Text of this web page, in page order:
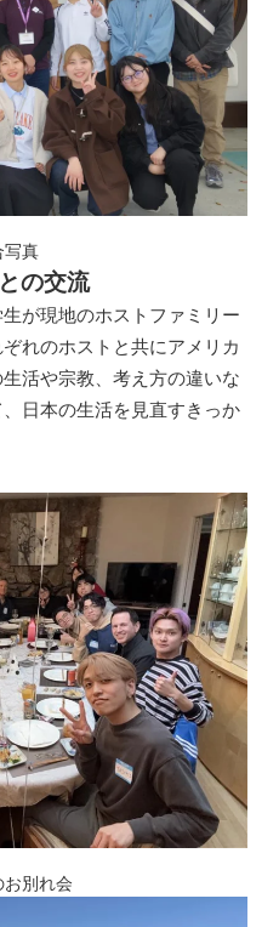
写真
の交流
が現地のホストファミリー
れのホストと共にアメリカ
活や宗教、考え方の違いな
日本の生活を見直すきっか
別れ会